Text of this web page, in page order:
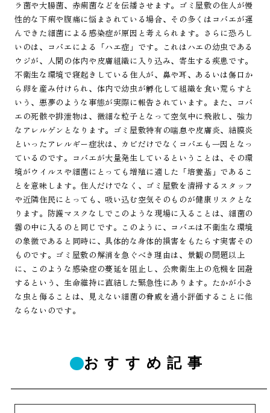
ラ菌や大腸菌、赤痢菌などを伝播させます。ゴミ屋敷の住人が慢
性的な下痢や腹痛に悩まされている場合、その多くはコバエが運
んできた細菌による感染症が原因と考えられます。さらに恐ろし
いのは、コバエによる「ハエ症」です。これはハエの幼虫である
ウジが、人間の体内や皮膚組織に入り込み、寄生する疾患です。
不衛生な環境で寝起きしている住人が、鼻や耳、あるいは傷口か
ら卵を産み付けられ、体内で幼虫が孵化して組織を食い荒らすと
いう、悪夢のような事態が実際に報告されています。また、コバ
エの死骸や排泄物は、微細な粒子となって空気中に飛散し、強力
なアレルゲンとなります。ゴミ屋敷特有の喘息や皮膚炎、結膜炎
といったアレルギー症状は、カビだけでなくコバエも一因となっ
ているのです。コバエが大量発生しているということは、その環
境がウイルスや細菌にとっても増殖に適した「培養基」であるこ
とを意味します。住人だけでなく、ゴミ屋敷を清掃するスタッフ
や近隣住民にとっても、吸い込む空気そのものが健康リスクとな
ります。防護マスクなしでこのような現場に入ることは、細菌の
霧の中に入るのと同じです。このように、コバエは不衛生な環境
の象徴であると同時に、具体的な身体的損害をもたらす実害その
ものです。ゴミ屋敷の解消を急ぐべき理由は、景観の問題以上
に、このような感染症の蔓延を阻止し、公衆衛生上の危機を回避
するという、生命維持に直結した緊急性にあります。たかが小さ
な虫と侮ることは、見えない細菌の脅威を過小評価することに他
ならないのです。
おすすめ記事